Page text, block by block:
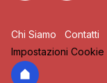
Chi Siamo Contatti
Impostazioni Cookie